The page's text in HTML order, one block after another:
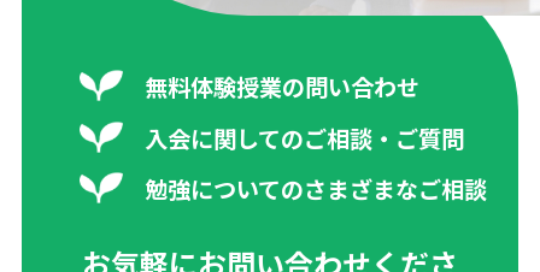
無料体験授業の問い合わせ
入会に関してのご相談・ご質問
勉強についてのさまざまなご相談
お気軽にお問い合わせくださ